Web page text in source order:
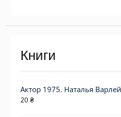
Книги
Актор 1975. Наталья
20 ₴